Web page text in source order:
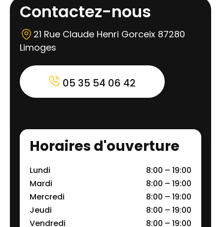
Contactez-nous
21 Rue Claude Henri Gorceix 87280
Limoges
05 35 54 06 42
Horaires d'ouverture
Lundi
8:00 – 19:00
Mardi
8:00 – 19:00
Mercredi
8:00 – 19:00
Jeudi
8:00 – 19:00
Vendredi
8:00 – 19:00